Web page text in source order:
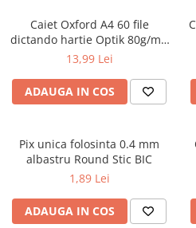
Rigle și Echere
Raportoare
Compasuri
Truse geometrie
Ghiozdane și rucsacuri
Ghiozdane școlare
Rucsacuri școlare și casual
Ghiozdane pentru grădinită
Afaceri și economie
Religie și spiritualitate
Știință și tehnologie
Gastronomie și hobby
Filosofie și eseuri
Dicționare și ghiduri de
Literatură în limbi străine
Jucării pentru apă și baie
Jucării din lemn
Outdoor
Roboți
Caiet Oxford A4 60 file
dictando hartie Optik 80g/mp
Touch Pastel
13,99 Lei
ADAUGA IN COS
Pix unica folosinta 0.4 mm
albastru Round Stic BIC
1,89 Lei
ADAUGA IN COS